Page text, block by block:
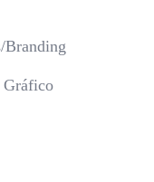
Branding
Gráfico